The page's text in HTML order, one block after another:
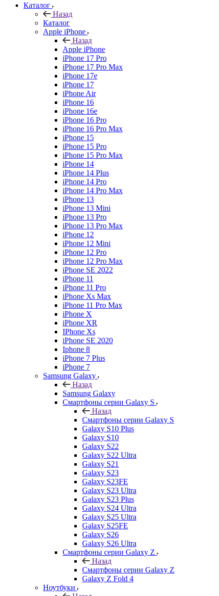
Каталог
Назад
Каталог
Apple iPhone
Назад
Apple iPhone
iPhone 17 Pro
iPhone 17 Pro Max
iPhone 17e
iPhone 17
iPhone Air
iPhone 16
iPhone 16e
iPhone 16 Pro
iPhone 16 Pro Max
iPhone 15
iPhone 15 Pro
iPhone 15 Pro Max
iPhone 14
iPhone 14 Plus
iPhone 14 Pro
iPhone 14 Pro Max
iPhone 13
iPhone 13 Mini
iPhone 13 Pro
iPhone 13 Pro Max
iPhone 12
iPhone 12 Mini
iPhone 12 Pro
iPhone 12 Pro Max
iPhone SE 2022
iPhone 11
iPhone 11 Pro
iPhone Xs Max
iPhone 11 Pro Max
iPhone X
iPhone XR
IPhone Xs
iPhone SE 2020
Iphone 8
iPhone 7 Plus
iPhone 7
Samsung Galaxy
Назад
Samsung Galaxy
Смартфоны серии Galaxy S
Назад
Смартфоны серии Galaxy S
Galaxy S10 Plus
Galaxy S10
Galaxy S22
Galaxy S22 Ultra
Galaxy S21
Galaxy S23
Galaxy S23FE
Galaxy S23 Ultra
Galaxy S23 Plus
Galaxy S24 Ultra
Galaxy S25 Ultra
Galaxy S25FE
Galaxy S26
Galaxy S26 Ultra
Смартфоны серии Galaxy Z
Назад
Смартфоны серии Galaxy Z
Galaxy Z Fold 4
Ноутбуки